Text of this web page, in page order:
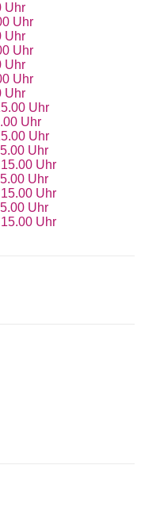
Uhr
Uhr
Uhr
Uhr
Uhr
Uhr
Uhr
Uhr
Uhr
Uhr
Uhr
Uhr
Uhr
Uhr
Uhr
Uhr